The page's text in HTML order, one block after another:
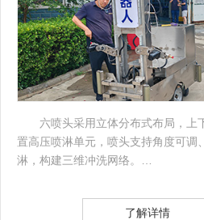
六喷头采用立体分布式布局，上
置高压喷淋单元，喷头支持角度可调
淋，构建三维冲洗网络。…
了解详情